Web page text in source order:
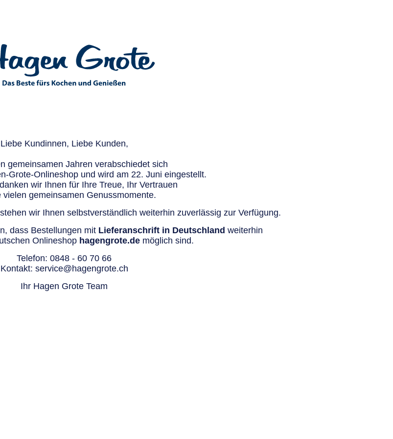
Liebe Kundinnen, Liebe Kunden,
gemeinsamen Jahren verabschiedet sich
Grote-Onlineshop und wird am 22. Juni eingestellt.
wir Ihnen für Ihre Treue, Ihr Vertrauen
vielen gemeinsamen Genussmomente.
wir Ihnen selbstverständlich weiterhin zuverlässig zur Verfügung.
dass Bestellungen mit Lieferanschrift in Deutschland weiterhin
Onlineshop hagengrote.demöglich sind.
Telefon: 0848 - 60 70 66
Kontakt: service@hagengrote.ch
Ihr Hagen Grote Team